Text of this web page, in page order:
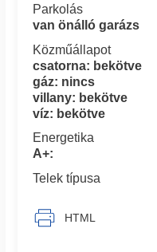
Parkolás
van önálló garázs
Közműállapot
csatorna: bekötve
gáz: nincs
villany: bekötve
víz: bekötve
Energetika
A+:
Telek típusa
HTML